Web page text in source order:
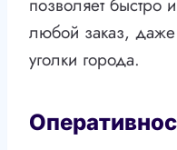
позволяет быстро
любой заказ,
уголки города.